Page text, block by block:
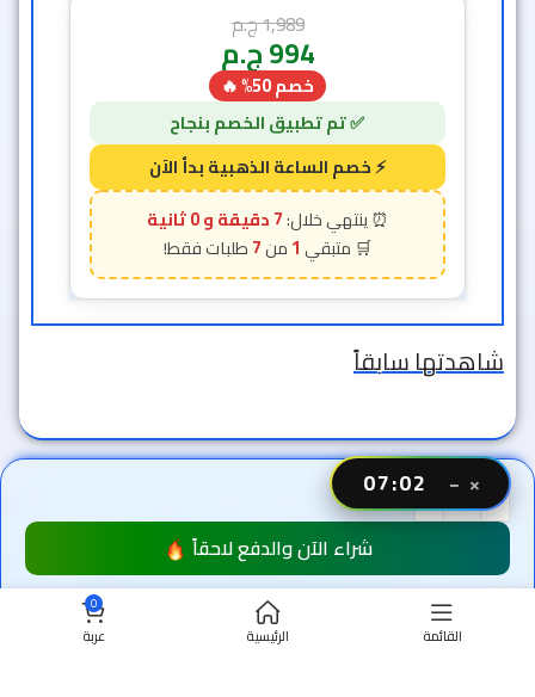
1,989ج.م
994ج.م
خصم 50% 🔥
6 دقيقة و 58 ثانية
1
7
شاهدتها سابقاً
شراء الآن والدفع لاحقاً
القائمة الرئيسية
0
عربة
×
−
07:00